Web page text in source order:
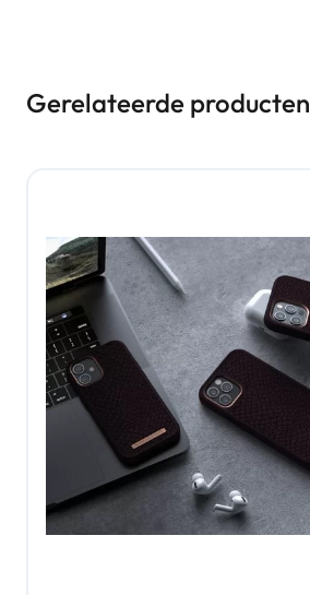
Gerelateerde producten